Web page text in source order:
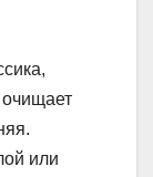
или